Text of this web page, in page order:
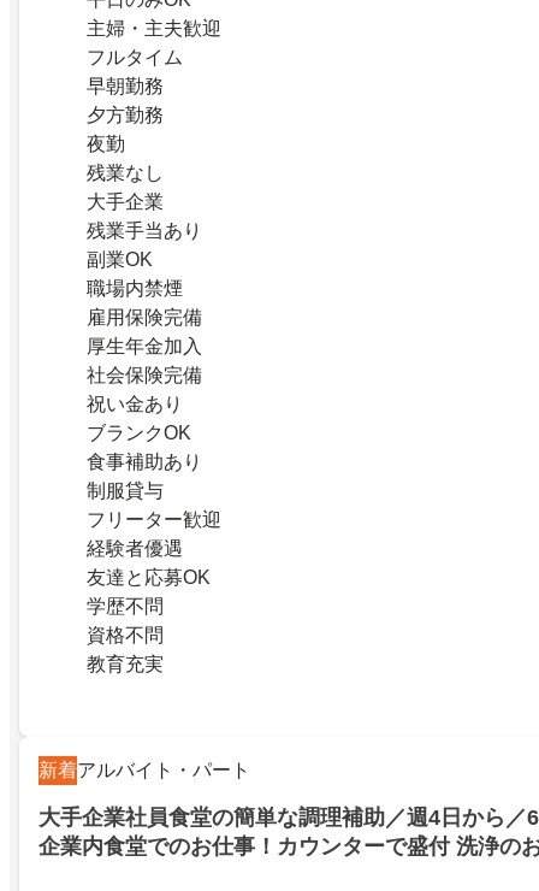
主婦・主夫歓迎
フルタイム
早朝勤務
夕方勤務
夜勤
残業なし
大手企業
残業手当あり
副業OK
職場内禁煙
雇用保険完備
厚生年金加入
社会保険完備
祝い金あり
ブランクOK
食事補助あり
制服貸与
フリーター歓迎
経験者優遇
友達と応募OK
学歴不問
資格不問
教育充実
新着アルバイト・パート
大手企業社員食堂の簡単な調理補助／週4日から／
企業内食堂でのお仕事！カウンターで盛付 洗浄の